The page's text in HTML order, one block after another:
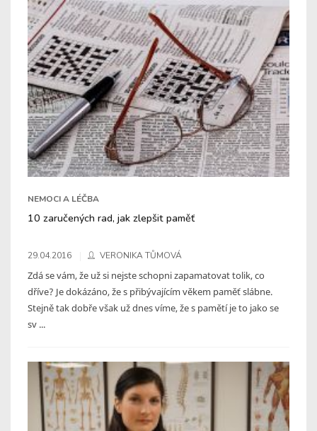
NEMOCI A LÉČBA
10 zaručených rad, jak zlepšit paměť
29.04.2016 VERONIKA TŮMOVÁ
Zdá se vám, že už si nejste schopni zapamatovat tolik, co
dříve? Je dokázáno, že s přibývajícím věkem paměť slábne.
Stejně tak dobře však už dnes víme, že s pamětí je to jako se
sv ...